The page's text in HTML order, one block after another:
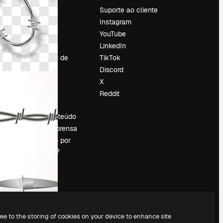
Preços
Sobre nós
Reviews
Emprego
Tendências de
Vender conteúdo
Sala de imprensa
Procurando por
magnific.ai?
Suporte ao cliente
Instagram
YouTube
LinkedIn
TikTok
Discord
X
Reddit
to the storing of cookies on your device to enhance site